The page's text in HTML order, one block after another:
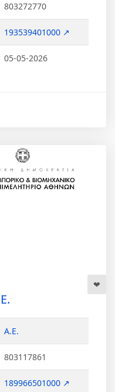
803272770
193539401000 ↗
05-05-2026
Α.Ε.
803117861
189966501000 ↗